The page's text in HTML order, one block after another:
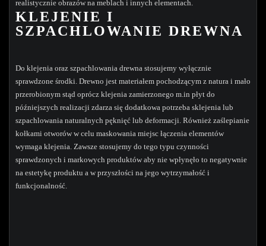
realistycznie obrazów na meblach i innych elementach.
KLEJENIE I
SZPACHLOWANIE DREWNA
Do klejenia oraz szpachlowania drewna stosujemy wyłącznie
sprawdzone środki. Drewno jest materiałem pochodzącym z natura i mało
przerobionym stąd oprócz klejenia zamierzonego m.in płyt do
późniejszych realizacji zdarza się dodatkowa potrzeba sklejenia lub
szpachlowania naturalnych pęknięć lub deformacji. Również zaślepianie
kołkami otworów w celu maskowania miejsc łączenia elementów
wymaga klejenia. Zawsze stosujemy do tego typu czynności
sprawdzonych i markowych produktów aby nie wpłynęło to negatywnie
na estetykę produktu a w przyszłości na jego wytrzymałość i
funkcjonalność.